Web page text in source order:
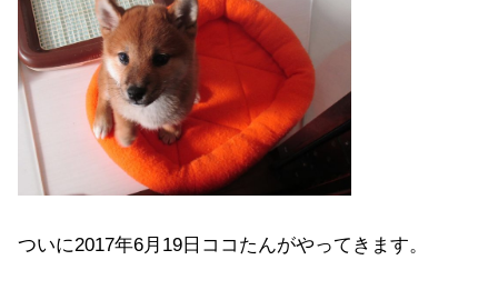
ついに2017年6月19日ココたんがやってきます。